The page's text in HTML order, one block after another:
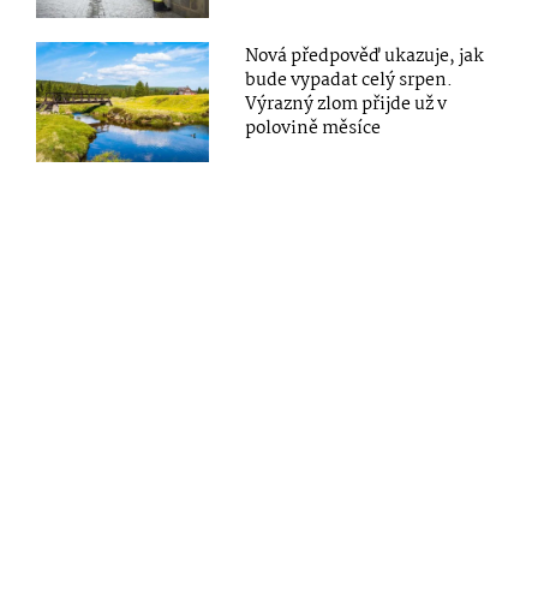
Nová předpověď ukazuje, jak
bude vypadat celý srpen.
Výrazný zlom přijde už v
polovině měsíce